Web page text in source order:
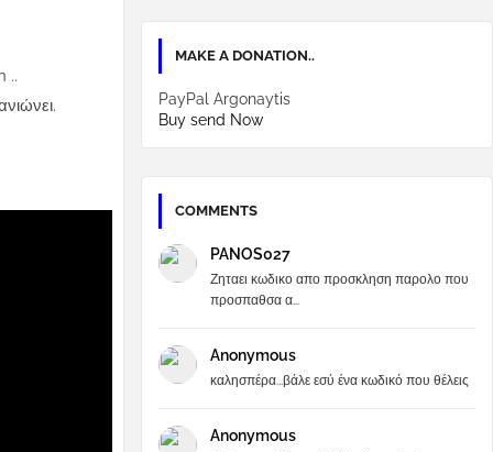
..
MAKE A DONATION..
PayPal Argonaytis
Buy send Now
COMMENTS
PANOS027
Ζηταει κωδικο απο προσκληση παρολο που
προσπαθσα α...
Anonymous
καλησπέρα...βάλε εσύ ένα κωδικό που θέλεις
Anonymous